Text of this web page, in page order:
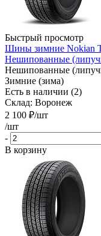
Быстрый просмотр
Шины зимние Nokian
Нешипованные
Нешипованные
Зимние (зима)
Есть в наличии (2)
Склад: Воронеж
2 100 ₽/шт
/шт
-
В корзину